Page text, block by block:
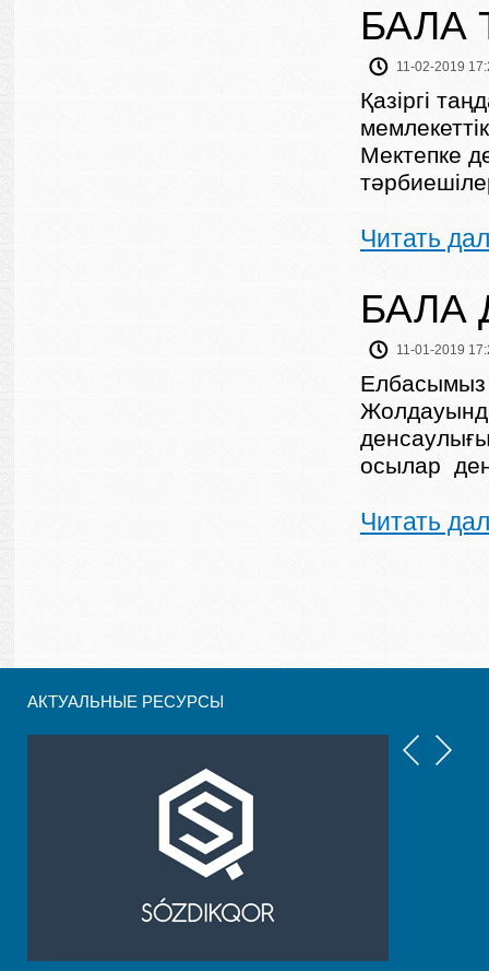
БАЛА
11-02-2019
Қазіргі
Мектепке
Читать
БАЛА
11-01-2019
осылар
Читать
АКТУАЛЬНЫЕ РЕСУРСЫ